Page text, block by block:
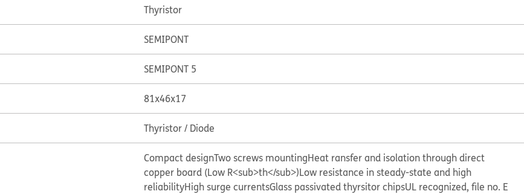
Thyristor
SEMIPONT
SEMIPONT 5
81x46x17
Thyristor / Diode
Compact designTwo screws mountingHeat ransfer and isolation through direct
copper board (Low R<sub>th</sub>)Low resistance in steady-state and high
reliabilityHigh surge currentsGlass passivated thyrsitor chipsUL recognized, file no. E